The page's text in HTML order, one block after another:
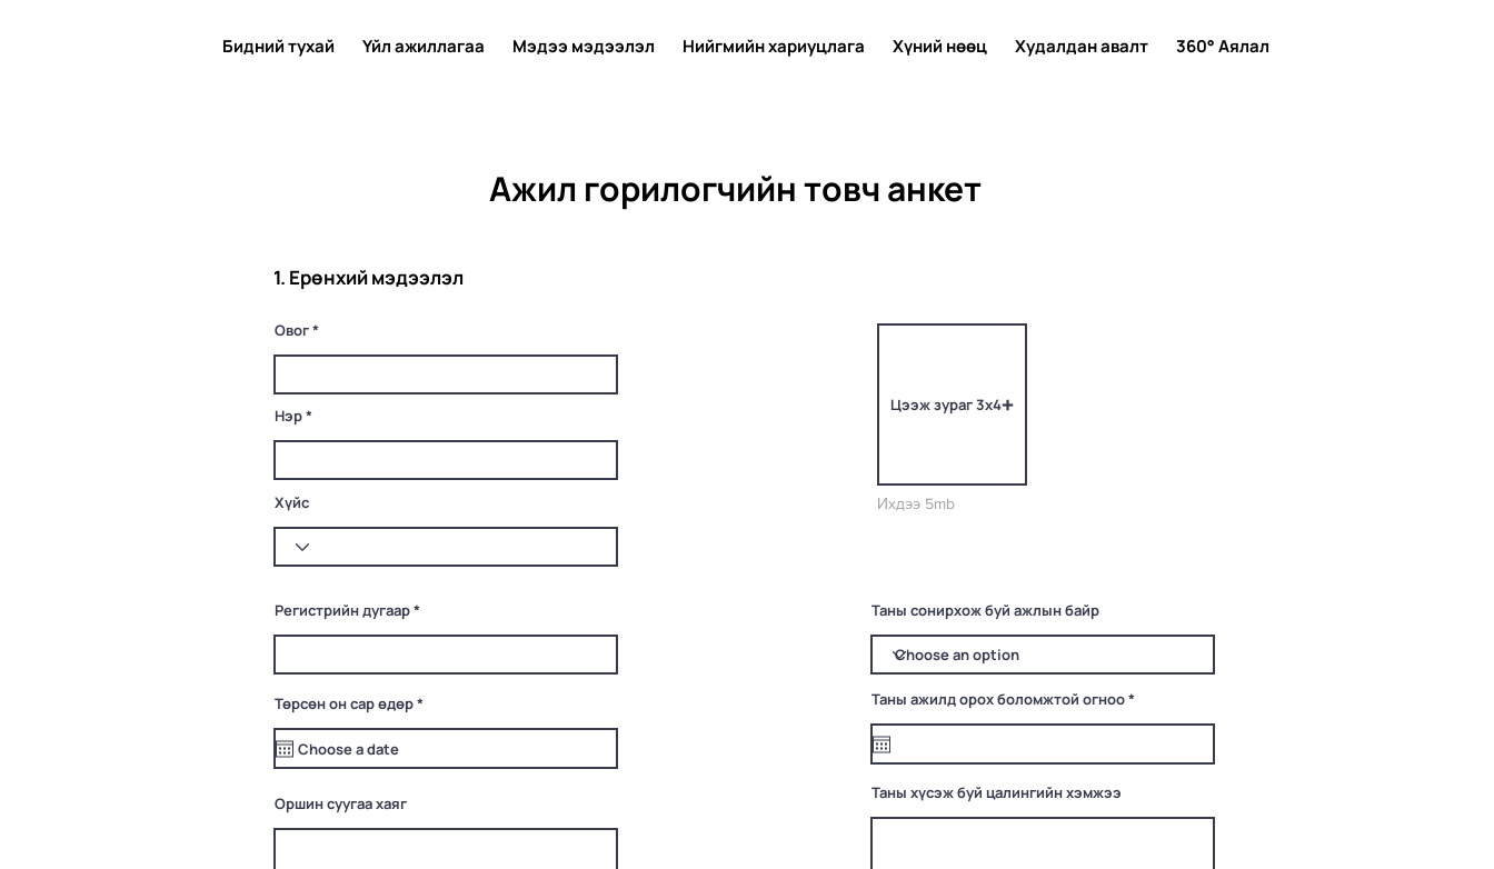
Бидний тухай Үйл ажиллагаа Мэдээ мэдээлэл Нийгмийн хариуцлага Хүний нөөц Худалдан авалт 360° Аялал
Ажил горилогчийн товч анкет
1. Ерөнхий мэдээлэл
Овог
Нэр
Хүйс
Регистрийн дугаар
Төрсөн он сар өдөр*
q
r
Оршин суугаа хаяг
Цээж зураг 3х4
Ихдээ 5mb
Таны сонирхож буй ажлын байр
Таны ажилд орох боломжтой огноо*
q
r
Таны хүсэж буй цалингийн хэмжээ